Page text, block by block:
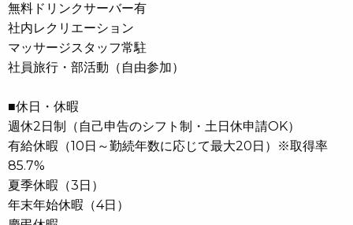
無料ドリンクサーバー有
社内レクリエーション
マッサージスタッフ常駐
社員旅行・部活動（自由参加）
■休日・休暇
週休2日制（自己申告のシフト制・土日休申請OK）
有給休暇（10日～勤続年数に応じて最大20日）※取得率
85.7%
夏季休暇（3日）
年末年始休暇（4日）